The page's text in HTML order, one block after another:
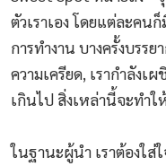
ตัวเราเอง โดยแต่ละค
การทำงาน บางครั้งบรร
ความเครียด, เรากำลัง
เกินไป สิ่งเหล่านี้จะทำใ
ในฐานะผู้นำ เราต้องใส่